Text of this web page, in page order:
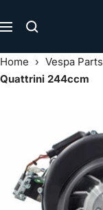
zum
Navigation
Home › Vespa Parts
Quattrini 244ccm